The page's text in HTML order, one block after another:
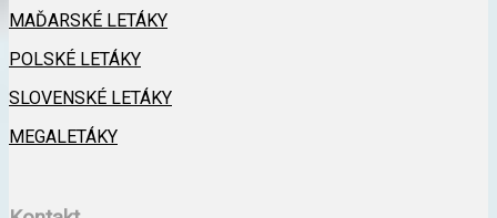
MAĎARSKÉ LETÁKY
POLSKÉ LETÁKY
SLOVENSKÉ LETÁKY
MEGALETÁKY